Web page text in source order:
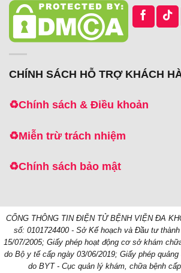
CHÍNH SÁCH HỖ TRỢ KHÁCH
♻️Chính sách & Điều khoản
♻️Miễn trừ trách nhiệm
♻️Chính sách bảo mật
CỔNG THÔNG TIN ĐIỆN TỬ BỆNH VIỆN ĐA
số: 0101724400 - Sở Kế hoạch và Đầu tư
15/07/2005; Giấy phép hoạt động cơ sở khám
do Bộ y tế cấp ngày 03/06/2019; Giấy phép
do BYT - Cục quản lý khám, chữa bệnh